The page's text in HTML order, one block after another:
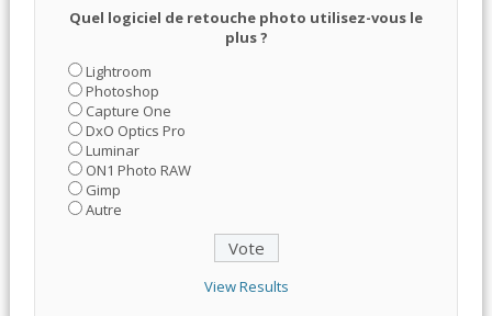
Quel logiciel de retouche photo utilisez-vous le
plus ?
Lightroom
Photoshop
Capture One
DxO Optics Pro
Luminar
ON1 Photo RAW
Gimp
Autre
View Results